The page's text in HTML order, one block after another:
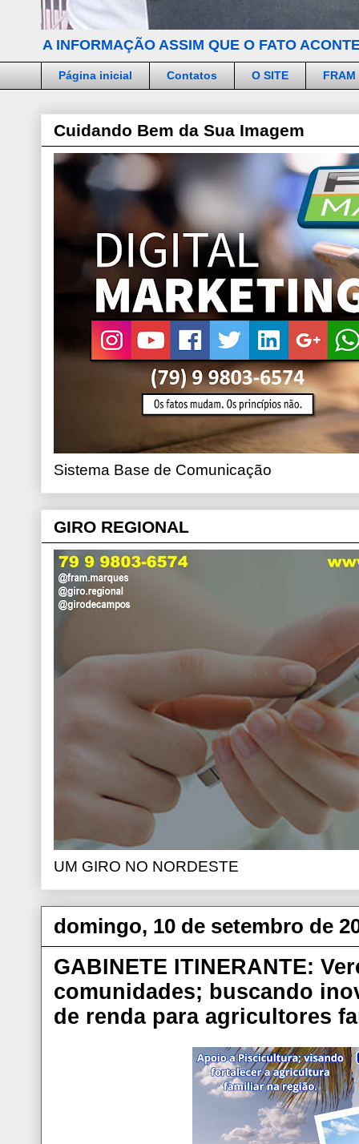
A INFORMAÇÃO ASSIM QUE O FATO
Página inicial Contatos O SITE FRAM
Cuidando Bem da Sua Imagem
Sistema Base de Comunicação
GIRO REGIONAL
UM GIRO NO NORDESTE
domingo, 10 de setembro de
GABINETE ITINERANTE:
comunidades; buscando
de renda para agricultores